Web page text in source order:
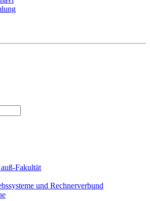
Fakultät
und Rechnerverbund